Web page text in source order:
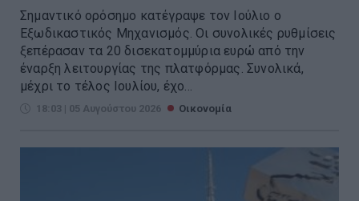
Σημαντικό ορόσημο κατέγραψε τον Ιούλιο ο
Εξωδικαστικός Μηχανισμός. Οι συνολικές ρυθμίσεις
ξεπέρασαν τα 20 δισεκατομμύρια ευρώ από την
έναρξη λειτουργίας της πλατφόρμας. Συνολικά,
μέχρι το τέλος Ιουλίου, έχο...
18:03 | 05 Αυγούστου 2026 Οικονομία